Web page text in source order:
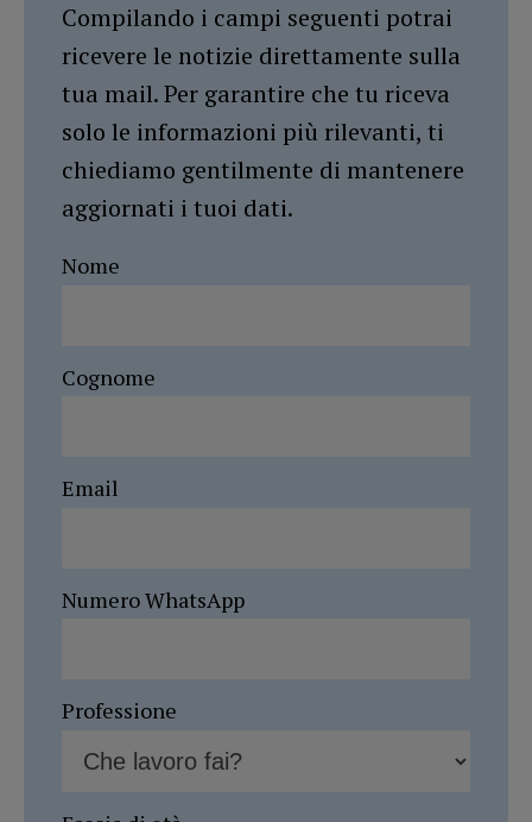
Compilando i campi seguenti potrai
ricevere le notizie direttamente sulla
tua mail. Per garantire che tu riceva
solo le informazioni più rilevanti, ti
chiediamo gentilmente di mantenere
aggiornati i tuoi dati.
Nome
Cognome
Email
Numero WhatsApp
Professione